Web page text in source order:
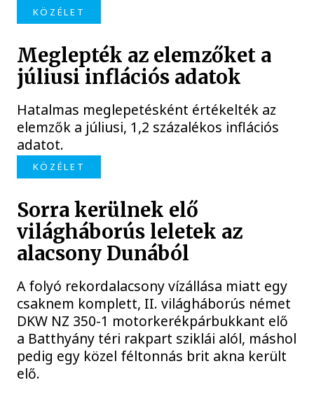
KÖZÉLET
Meglepték az elemzőket a
júliusi inflációs adatok
Hatalmas meglepetésként értékelték az
elemzők a júliusi, 1,2 százalékos inflációs
adatot.
KÖZÉLET
Sorra kerülnek elő
világháborús leletek az
alacsony Dunából
A folyó rekordalacsony vízállása miatt egy
csaknem komplett, II. világháborús német
DKW NZ 350-1 motorkerékpárbukkant elő
a Batthyány téri rakpart sziklái alól, máshol
pedig egy közel féltonnás brit akna került
elő.